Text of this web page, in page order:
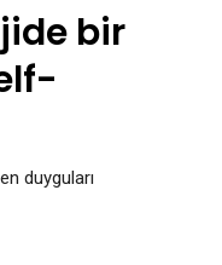
bir
duyguları